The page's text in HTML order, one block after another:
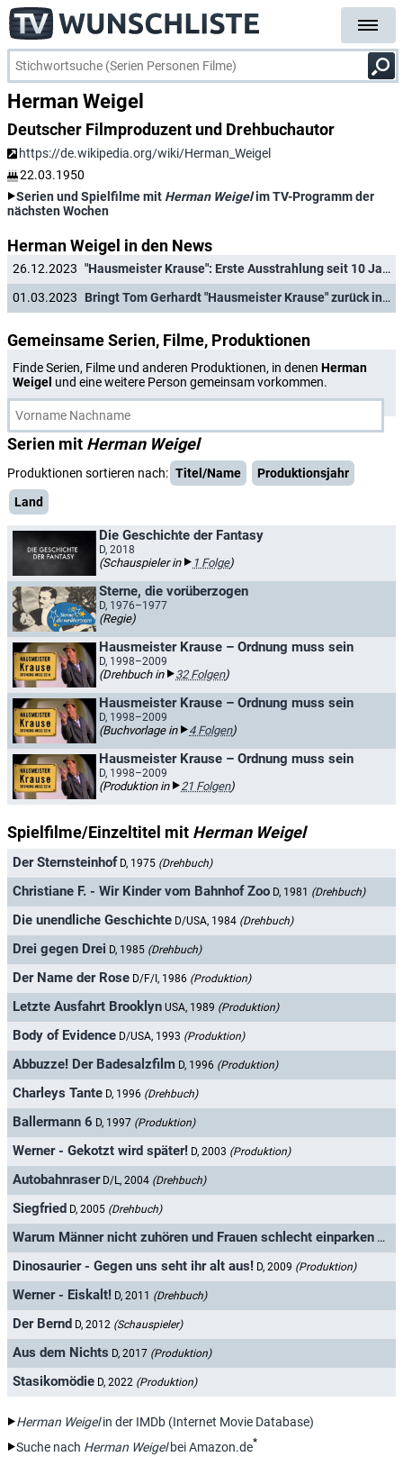
Herman Weigel
Deutscher Filmproduzent und Drehbuchautor
https://de.wikipedia.org/wiki/Herman_Weigel
22.03.1950
Serien und Spielfilme mit Herman Weigelim TV-Programm der
nächsten Wochen
Herman Weigel in den News
26.12.2023
"Hausmeister Krause": Erste Ausstrahlung seit 10 Jahren - auf überraschendem Sender
01.03.2023
Bringt Tom Gerhardt "Hausmeister Krause" zurück ins Fernsehen?
Gemeinsame Serien, Filme, Produktionen
Finde Serien, Filme und anderen Produktionen, in denen Herman
Weigel und eine weitere Person gemeinsam vorkommen.
Serien mit Herman Weigel
Produktionen sortieren nach: Titel/Name
Produktionsjahr
Land
Die Geschichte der Fantasy
D, 2018
(Schauspieler in 1 Folge)
Sterne, die vorüberzogen
D, 1976–1977
(Regie)
Hausmeister Krause – Ordnung muss sein
D, 1998–2009
(Drehbuch in 32 Folgen)
Hausmeister Krause – Ordnung muss sein
D, 1998–2009
(Buchvorlage in 4 Folgen)
Hausmeister Krause – Ordnung muss sein
D, 1998–2009
(Produktion in 21 Folgen)
Spielfilme/Einzeltitel mit Herman Weigel
Der Sternsteinhof D, 1975 (Drehbuch)
Christiane F. - Wir Kinder vom Bahnhof Zoo D, 1981 (Drehbuch)
Die unendliche Geschichte D/USA, 1984 (Drehbuch)
Drei gegen Drei D, 1985 (Drehbuch)
Der Name der Rose D/F/I, 1986 (Produktion)
Letzte Ausfahrt Brooklyn USA, 1989 (Produktion)
Body of Evidence D/USA, 1993 (Produktion)
Abbuzze! Der Badesalzfilm D, 1996 (Produktion)
Charleys Tante D, 1996 (Drehbuch)
Ballermann 6 D, 1997 (Produktion)
Werner - Gekotzt wird später! D, 2003 (Produktion)
Autobahnraser D/L, 2004 (Drehbuch)
Siegfried D, 2005 (Drehbuch)
Warum Männer nicht zuhören und Frauen schlecht einparken D,
Dinosaurier - Gegen uns seht ihr alt aus! D, 2009 (Produktion)
Werner - Eiskalt! D, 2011 (Drehbuch)
Der Bernd D, 2012 (Schauspieler)
Aus dem Nichts D, 2017 (Produktion)
Stasikomödie D, 2022 (Produktion)
Herman Weigelin der IMDb (Internet Movie Database)
Suche nach Herman Weigelbei Amazon.de*